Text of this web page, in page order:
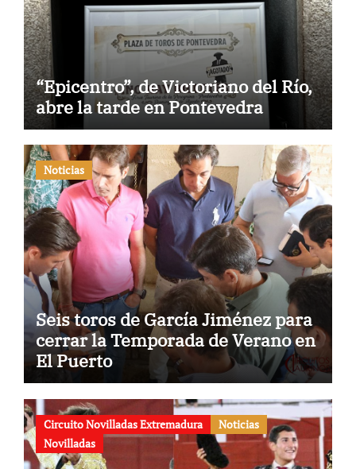
“Epicentro”, de Victoriano del Río,
abre la tarde en Pontevedra
Noticias
Seis toros de García Jiménez para
cerrar la Temporada de Verano en
El Puerto
Circuito Novilladas Extremadura
Noticias
Novilladas